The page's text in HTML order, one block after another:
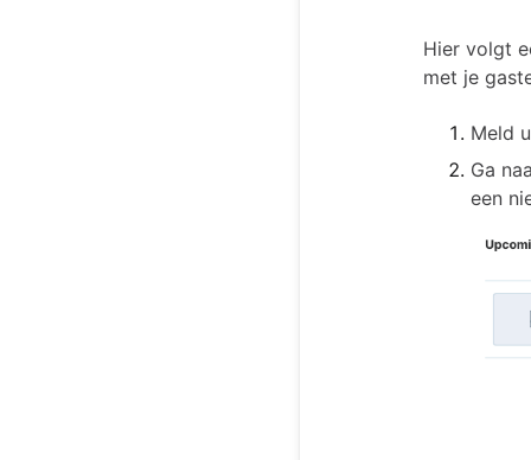
Hier volgt
met je
Meld
Ga
een